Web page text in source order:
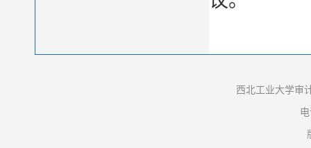
西北工业大学审